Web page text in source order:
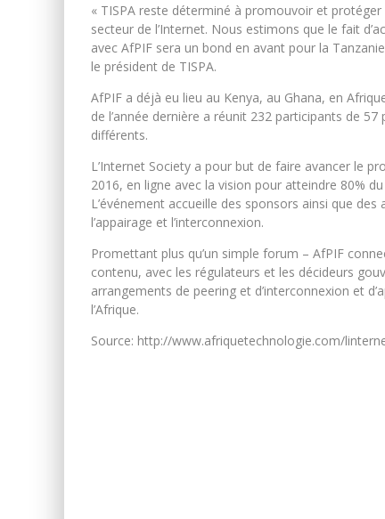
« TISPA reste déterminé à promouvoir et
secteur de l’Internet. Nous estimons que le fait
avec AfPIF sera un bond en avant pour la
le président de TISPA.
AfPIF a déjà eu lieu au Kenya, au Ghana, en
de l’année dernière a réunit 232 participants de
différents.
L’Internet Society a pour but de faire avancer le
2016, en ligne avec la vision pour atteindre 80%
L’événement accueille des sponsors ainsi que
l’appairage et l’interconnexion.
Promettant plus qu’un simple forum – AfPIF
contenu, avec les régulateurs et les décideurs
arrangements de peering et d’interconnexion et
l’Afrique.
Source: http://www.afriquetechnologie.com/